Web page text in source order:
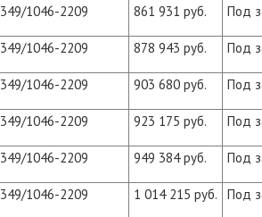
349/1046-2209 861 931 руб. Под
349/1046-2209 878 943 руб. Под
349/1046-2209 903 680 руб. Под
349/1046-2209 923 175 руб. Под
349/1046-2209 949 384 руб. Под
349/1046-2209 1 014 215 руб. Под